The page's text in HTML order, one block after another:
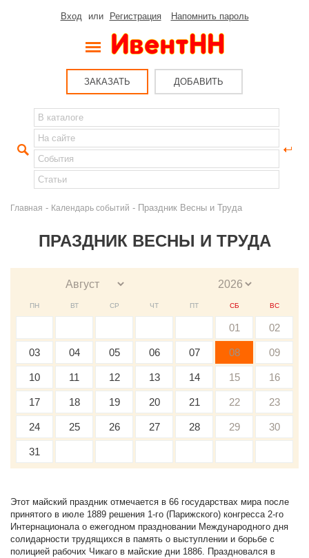
Вход или Регистрация Напомнить пароль
ЗАКАЗАТЬ ДОБАВИТЬ
Главная - Календарь событий - Праздник Весны и Труда
ПРАЗДНИК ВЕСНЫ И ТРУДА
ПН ВТ СР ЧТ ПТ СБ ВС
01 02
03 04 05 06 07 08 09
10 11 12 13 14 15 16
17 18 19 20 21 22 23
24 25 26 27 28 29 30
31
Этот майский праздник отмечается в 66 государствах мира после
принятого в июле 1889 решения 1-го (Парижского) конгресса 2-го
Интернационала о ежегодном праздновании Международного дня
солидарности трудящихся в память о выступлении и борьбе с
полицией рабочих Чикаго в майские дни 1886. Праздновался в